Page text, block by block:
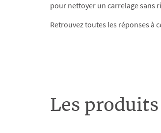
pour nettoyer un carrelage sans
Retrouvez toutes les réponses à
Les